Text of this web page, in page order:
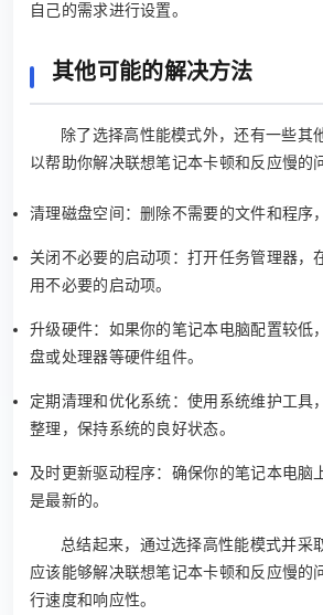
自己的需求进行设置。
其他可能的解决方法
除了选择高性能模式外，还有一些其
以帮助你解决联想笔记本卡顿和反应慢的
清理磁盘空间：删除不需要的文件和程序
关闭不必要的启动项：打开任务管理器，
用不必要的启动项。
升级硬件：如果你的笔记本电脑配置较低
盘或处理器等硬件组件。
定期清理和优化系统：使用系统维护工具
整理，保持系统的良好状态。
及时更新驱动程序：确保你的笔记本电脑
是最新的。
总结起来，通过选择高性能模式并采
应该能够解决联想笔记本卡顿和反应慢的
行速度和响应性。